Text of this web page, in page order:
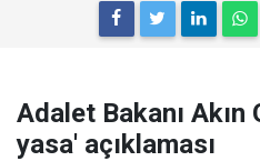
Adalet Bakanı
yasa' açıklaması